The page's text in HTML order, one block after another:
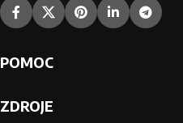
doplní kód, částku, vzkaz a
platnost.
designem, bez FTP a bez
POMOC
ZDROJE